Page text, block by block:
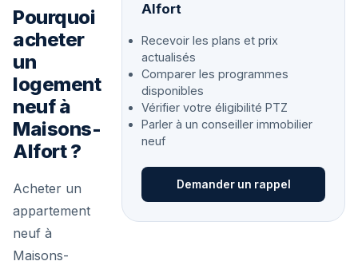
Pourquoi
acheter
un
logement
neuf à
Maisons-
Alfort ?
Acheter un
appartement
neuf à
Maisons-
Alfort
Recevoir les plans et prix
actualisés
Comparer les programmes
disponibles
Vérifier votre éligibilité PTZ
Parler à un conseiller immobilier
neuf
Demander un rappel